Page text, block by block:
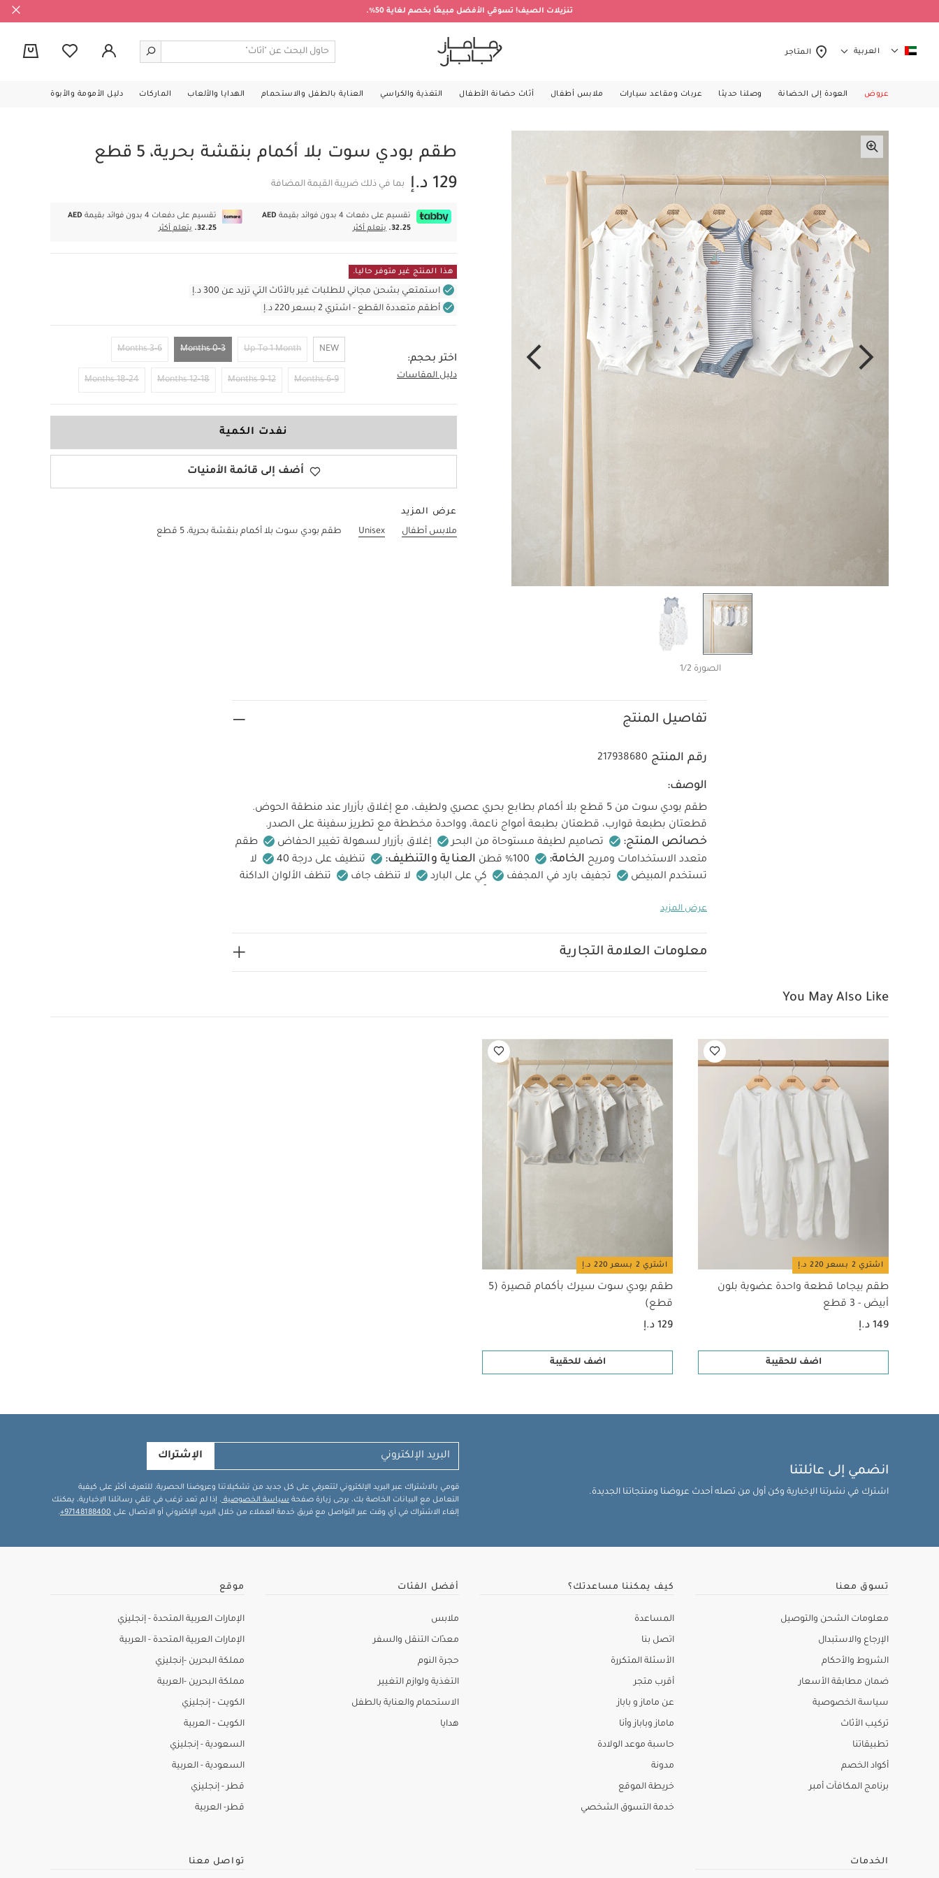
تنزيلات الصيف! تسوقي الأفضل مبيعًا بخصم لغاية 50%.
العربية المتاجر
عروض العودة إلى الحضانة وصلنا حديثا عربات ومقاعد سيارات ملابس أطفال أثاث حضانة الأطفال التغذية والكراسي العناية بالطفل والاستحمام الهدايا والألعاب الماركات دليل الأمومة والأبوة
الصورة 1/2
طقم بودي سوت بلا أكمام بنقشة بحرية، 5 قطع
129 د.إ
بما في ذلك ضريبة القيمة المضافة
تقسيم على دفعات 4 بدون فوائد بقيمة
AED
32.25.
يتعلم أكثر
تقسيم على دفعات 4 بدون فوائد بقيمة
AED
32.25.
يتعلم أكثر
هذا المنتج غير متوفر حاليا.
استمتعي بشحن مجاني للطلبات غير بالأثاث التي تزيد عن 300 د.إ
أطقم متعددة القطع - اشتري 2 بسعر 220 د.إ
اختر بحجم:
دليل المقاسات
NEW
Up To 1 Month
0-3 Months
3-6 Months
6-9 Months
9-12 Months
12-18 Months
18-24 Months 0-3 Months
نفدت الكمية
أضف إلى قائمة الأمنيات
عرض المزيد
ملابس أطفال
Unisex طقم بودي سوت بلا أكمام بنقشة بحرية، 5 قطع
تفاصيل المنتج
رقم المنتج 217938680
الوصف:
طقم بودي سوت من 5 قطع بلا أكمام بطابع بحري عصري ولطيف، مع إغلاق بأزرار عند منطقة الحوض.
قطعتان بطبعة قوارب، قطعتان بطبعة أمواج ناعمة، وواحدة مخططة مع تطريز سفينة على الصدر.
خصائص المنتج: تصاميم لطيفة مستوحاة من البحر إغلاق بأزرار لسهولة تغيير الحفاض
طقم
متعدد الاستخدامات ومريح الخامة: 100% قطن العناية والتنظيف: تنظيف على درجة 40
لا
تستخدم المبيض
تجفيف بارد في المجفف كي على البارد لا تنظف جاف
تنظف الألوان الداكنة
بودي سوت سيرك بأكمام قصيرة (5 قطع)
عرض المزيد
معلومات العلامة التجارية
You May Also Like
اشتري 2 بسعر 220 د.إ
طقم بيجاما قطعة واحدة عضوية بلون
أبيض - 3 قطع
149 د.إ
اضف للحقيبة
اشتري 2 بسعر 220 د.إ
طقم بودي سوت سيرك بأكمام قصيرة (5
قطع)
129 د.إ
اضف للحقيبة
انضمي إلى عائلتنا
اشترك في نشرتنا الإخبارية وكن أول من تصله أحدث عروضنا ومنتجاتنا الجديدة.
الإشتراك
قومي بالاشتراك عبر البريد الإلكتروني لتتعرفي على كل جديد من تشكيلاتنا وعروضنا الحصرية. للتعرف أكثر على كيفية
التعامل مع البيانات الخاصة بك، يرجى زيارة صفحة سياسة الخصوصية . إذا لم تعد ترغب في تلقي رسائلنا الإخبارية، يمكنك
إلغاء الاشتراك في أي وقت عبر التواصل مع فريق خدمة العملاء من خلال البريد الإلكتروني أو الاتصال على 97148188400+
.
تسوق معنا
معلومات الشحن والتوصيل
الإرجاع والاستبدال
الشروط والأحكام
ضمان مطابقة الأسعار
سياسة الخصوصية
تركيب الأثاث
تطبيقاتنا
أكواد الخصم
برنامج المكافآت أمبر
كيف يمكننا مساعدتك؟
المساعدة
اتصل بنا
الأسئلة المتكررة
أقرب متجر
عن ماماز و باباز
ماماز وباباز وأنا
حاسبة موعد الولادة
مدونة
خريطة الموقع
خدمة التسوق الشخصي
أفضل الفئات
ملابس
معدّات التنقل والسفر
حجرة النوم
التغذية ولوازم التغيير
الاستحمام والعناية بالطفل
هدايا
موقع
الإمارات العربية المتحدة - إنجليزي
الإمارات العربية المتحدة - العربية
مملكة البحرين -إنجليزي
مملكة البحرين -العربية
الكويت - إنجليزي
الكويت - العربية
السعودية - إنجليزي
السعودية - العربية
قطر - إنجليزي
قطر- العربية
الخدمات تواصل معنا